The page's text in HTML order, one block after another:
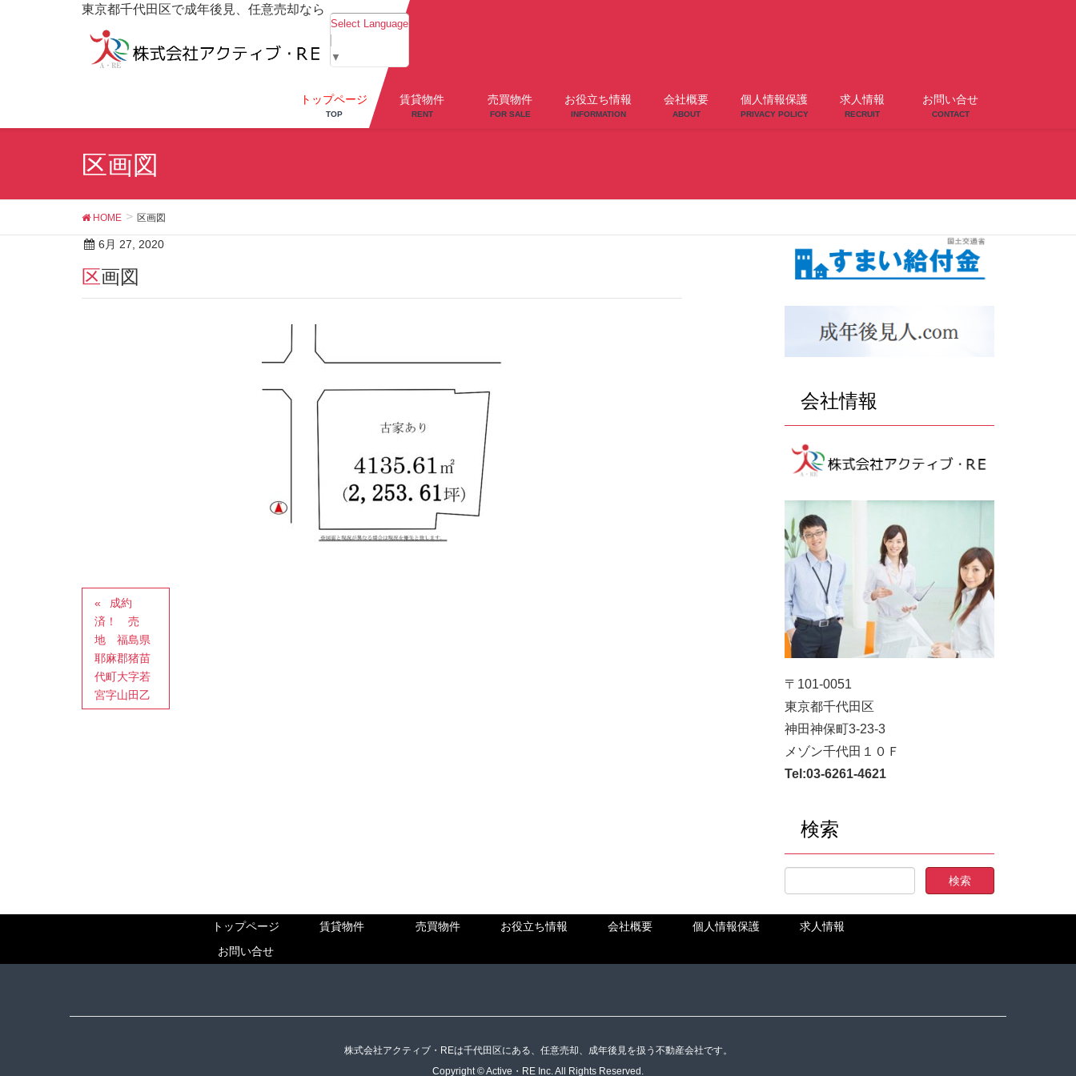
東京都千代田区で成年後見、任意売却なら
Select Language
▼
トップページ
TOP
賃貸物件
RENT
売買物件
FOR SALE
お役立ち情報
INFORMATION
会社概要
ABOUT
個人情報保護
PRIVACY POLICY
求人情報
RECRUIT
お問い合せ
CONTACT
区画図
HOME 区画図
6月 27, 2020
区画図
成約
済！ 売
地 福島県
耶麻郡猪苗
代町大字若
宮字山田乙
会社情報
〒101-0051
東京都千代田区
神田神保町3-23-3
メゾン千代田１０Ｆ
Tel:03-6261-4621
検索
トップページ 賃貸物件 売買物件 お役立ち情報 会社概要 個人情報保護
求人情報
お問い合せ
株式会社アクティブ・REは千代田区にある、任意売却、成年後見を扱う不動産会社です。
Copyright © Active・RE Inc. All Rights Reserved.